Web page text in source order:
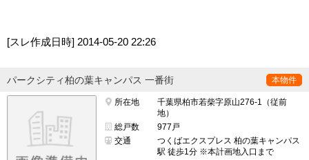
[スレ作成日時] 2014-05-20 22:26
パークシティ柏の葉キャンパス 一番街 本物件
所在地
千葉県柏市若柴字原山276-1（従前
地）
総戸数
977戸
交通
つくばエクスプレス 柏の葉キャンパス
駅 徒歩1分 ※本計画地入口まで